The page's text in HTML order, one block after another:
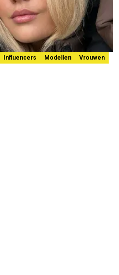
Influencers Modellen Vrouwen